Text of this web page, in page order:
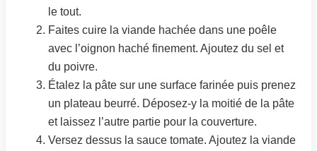
le tout.
Faites cuire la viande hachée dans une poêle
avec l’oignon haché finement. Ajoutez du sel et
du poivre.
Étalez la pâte sur une surface farinée puis prenez
un plateau beurré. Déposez-y la moitié de la pâte
et laissez l’autre partie pour la couverture.
Versez dessus la sauce tomate. Ajoutez la viande